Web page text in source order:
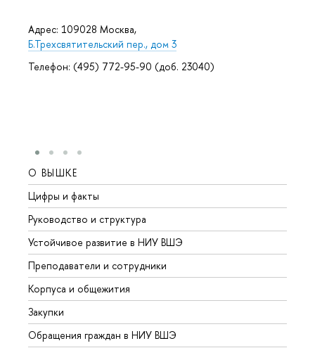
Адрес: 109028 Москва,
Б.Трехсвятительский пер., дом 3
Телефон: (495) 772-95-90 (доб. 23040)
О ВЫШКЕ
Цифры и факты
Руководство и структура
Устойчивое развитие в НИУ ВШЭ
Преподаватели и сотрудники
Корпуса и общежития
Закупки
Обращения граждан в НИУ ВШЭ